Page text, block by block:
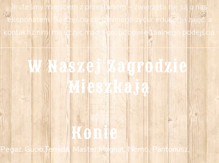
Jesteśmy miejscem z przesłaniem – zwierzęta nie są u nas
eksponatem. Są częścią codziennego życia, edukacji i zajęć, a
kontakt z nimi ma uczyć mądrego, odpowiedzialnego podejścia.
W Naszej Zagrodzie
Mieszkają
Konie
Pegaz, Gucio,Temida, Master,Magnat, Nemo, Pantoriusz,